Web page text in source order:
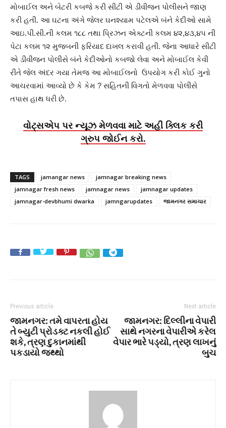
મોબાઈલ અને બેટરી કબજે કરી સીટી એ ડીવીજન પોલીસને જાણ
કરી હતી. આ ઘટના અંગે જેલર ઘનશ્યામ પટેલએ બંને કેદીઓ સામે
આઇ.પી.સી.ની કલમ ૧૮૮ તથા પ્રિઝન એક્ટની કલમ ૪૨,૪૩,૪૫ ની
પેટા કલમ ૧૨ મુજબની ફરિયાદ દાખલ કરાવી હતી. જેના આધારે સીટી
એ ડીવીજન પોલીસે બંને કેદીઓનો કબજો લેવા અને મોબાઈલ કેવી
રીતે જેલ અંદર ગયા તેમજ આ મોબાઈલનો ઉપયોગ કરી કોઈ ગુનો
આચરવામાં આવ્યો છે કે કેમ ? સહિતની વિગતો મેળવવા પોલીસે
તપાસ હાથ ધરી છે.
વોટ્સએપ પર ન્યૂઝ મેળવવા માટે અહીં ક્લિક કરી
ગ્રુપ જોઈન કરો.
TAGS jamangar news
jamnagar breaking news
jamnagar fresh news
jamnagar news
jamnagar updates
jamnagar-devbhumi dwarka
jamngarupdates જામનગર સમાચાર
Previous article
જામનગર: તમે વાપરતા હોય
તે બ્યુટી પ્રોડક્ટ નકલી હોઈ
શકે, ત્રણ દુકાનમાંથી
પકડાયો જથ્થો
Next article
જામનગર: દિલ્લીના વેપારી
સાથે નગરના વેપારીએ કરેલ
વેપાર ભારે પડ્યો, ત્રણ લાખનું
બુચ